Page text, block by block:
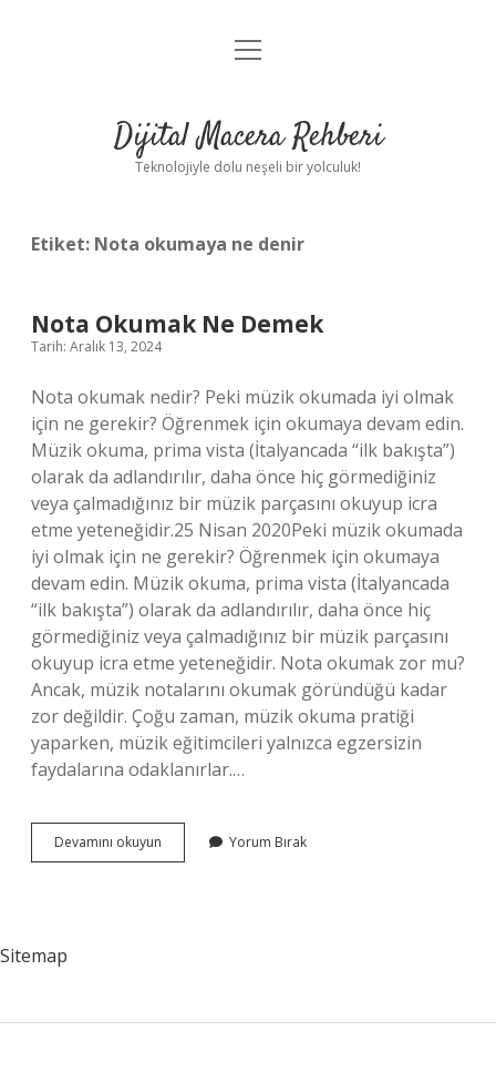
Anasayfa
Yasal Uyarı
menüyü
Dijital Macera Rehberi
Teknolojiyle dolu neşeli bir yolculuk!
Etiket: Nota okumaya ne denir
Nota Okumak Ne Demek
Tarih: Aralık 13, 2024
Nota okumak nedir? Peki müzik okumada iyi olmak
için ne gerekir? Öğrenmek için okumaya devam edin.
Müzik okuma, prima vista (İtalyancada “ilk bakışta”)
olarak da adlandırılır, daha önce hiç görmediğiniz
veya çalmadığınız bir müzik parçasını okuyup icra
etme yeteneğidir.25 Nisan 2020Peki müzik okumada
iyi olmak için ne gerekir? Öğrenmek için okumaya
devam edin. Müzik okuma, prima vista (İtalyancada
“ilk bakışta”) olarak da adlandırılır, daha önce hiç
görmediğiniz veya çalmadığınız bir müzik parçasını
okuyup icra etme yeteneğidir. Nota okumak zor mu?
Ancak, müzik notalarını okumak göründüğü kadar
zor değildir. Çoğu zaman, müzik okuma pratiği
yaparken, müzik eğitimcileri yalnızca egzersizin
faydalarına odaklanırlar.…
Devamını okuyun
Okumak
Yorum Bırak
Sitemap